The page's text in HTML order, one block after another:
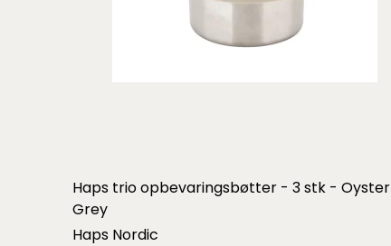
Haps trio opbevaringsbøtter - 3 stk - Oyster
Grey
Haps Nordic